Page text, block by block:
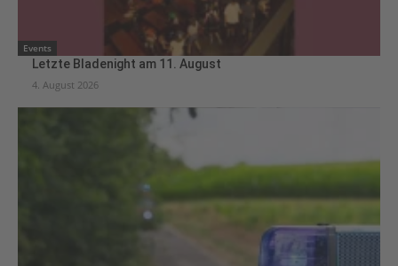
Events
Letzte Bladenight am 11. August
4. August 2026